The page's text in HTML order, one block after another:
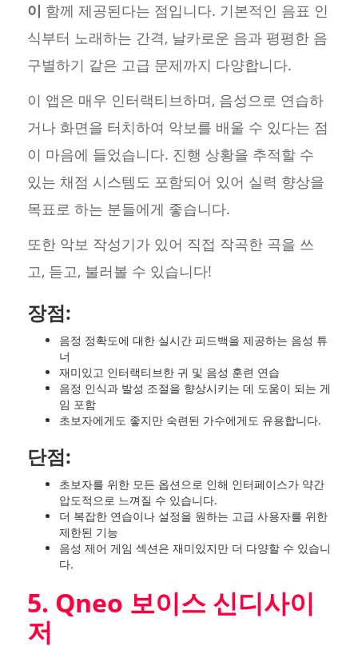
이 함께 제공된다는 점입니다. 기본적인 음표 인
식부터 노래하는 간격, 날카로운 음과 평평한 음
구별하기 같은 고급 문제까지 다양합니다.
이 앱은 매우 인터랙티브하며, 음성으로 연습하
거나 화면을 터치하여 악보를 배울 수 있다는 점
이 마음에 들었습니다. 진행 상황을 추적할 수
있는 채점 시스템도 포함되어 있어 실력 향상을
목표로 하는 분들에게 좋습니다.
또한 악보 작성기가 있어 직접 작곡한 곡을 쓰
고, 듣고, 불러볼 수 있습니다!
장점:
음정 정확도에 대한 실시간 피드백을 제공하는 음성 튜
너
재미있고 인터랙티브한 귀 및 음성 훈련 연습
음정 인식과 발성 조절을 향상시키는 데 도움이 되는 게
임 포함
초보자에게도 좋지만 숙련된 가수에게도 유용합니다.
단점:
초보자를 위한 모든 옵션으로 인해 인터페이스가 약간
압도적으로 느껴질 수 있습니다.
더 복잡한 연습이나 설정을 원하는 고급 사용자를 위한
제한된 기능
음성 제어 게임 섹션은 재미있지만 더 다양할 수 있습니
다.
5. Qneo 보이스 신디사이
저